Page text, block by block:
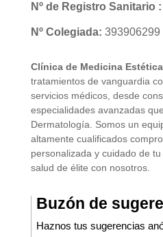
Nº de Registro Sanitario :
Nº Colegiada: 393906299
Clínica de Medicina
tratamientos de vanguardia
servicios médicos, desde
especialidades avanzadas
Dermatología. Somos un
altamente cualificados
personalizada y cuidado de
salud de élite con nosotros.
Buzón de
Haznos tus sugerencias